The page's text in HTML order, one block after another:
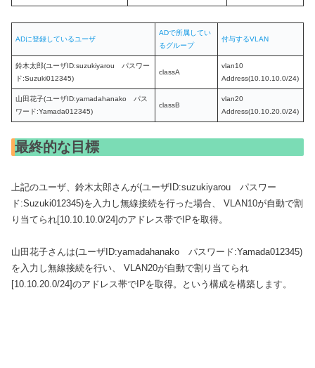
ADに登録しているユーザ
ADで所属してい
るグループ
付与するVLAN
鈴木太郎(ユーザID:suzukiyarou パスワー
ド:Suzuki012345)
classA
vlan10
Address(10.10.10.0/24)
山田花子(ユーザID:yamadahanako パス
ワード:Yamada012345)
classB
vlan20
Address(10.10.20.0/24)
最終的な目標
上記のユーザ、鈴木太郎さんが(ユーザID:suzukiyarou パスワー
ド:Suzuki012345)を入力し無線接続を行った場合、 VLAN10が自動で割
り当てられ[10.10.10.0/24]のアドレス帯でIPを取得。
山田花子さんは(ユーザID:yamadahanako パスワード:Yamada012345)
を入力し無線接続を行い、 VLAN20が自動で割り当てられ
[10.10.20.0/24]のアドレス帯でIPを取得。という構成を構築します。